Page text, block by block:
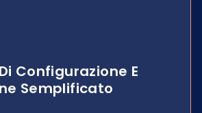
Configurazione E
Semplificato